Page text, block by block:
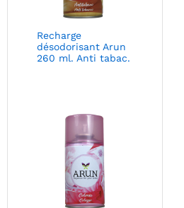
Recharge
désodorisant Arun
260 ml. Anti tabac.